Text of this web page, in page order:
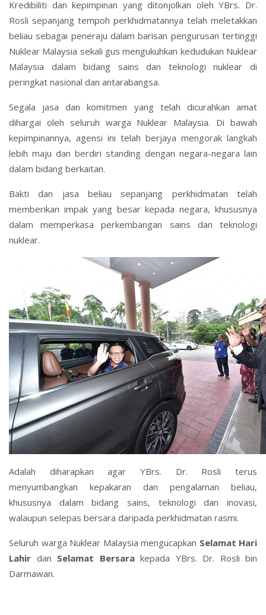
Kredibiliti dan kepimpinan yang ditonjolkan oleh YBrs. Dr.
Rosli sepanjang tempoh perkhidmatannya telah meletakkan
beliau sebagai peneraju dalam barisan pengurusan tertinggi
Nuklear Malaysia sekali gus mengukuhkan kedudukan Nuklear
Malaysia dalam bidang sains dan teknologi nuklear di
peringkat nasional dan antarabangsa.
Segala jasa dan komitmen yang telah dicurahkan amat
dihargai oleh seluruh warga Nuklear Malaysia. Di bawah
kepimpinannya, agensi ini telah berjaya mengorak langkah
lebih maju dan berdiri standing dengan negara-negara lain
dalam bidang berkaitan.
Bakti dan jasa beliau sepanjang perkhidmatan telah
memberikan impak yang besar kepada negara, khususnya
dalam memperkasa perkembangan sains dan teknologi
nuklear.
Adalah diharapkan agar YBrs. Dr. Rosli terus
menyumbangkan kepakaran dan pengalaman beliau,
khususnya dalam bidang sains, teknologi dan inovasi,
walaupun selepas bersara daripada perkhidmatan rasmi.
Seluruh warga Nuklear Malaysia mengucapkan Selamat Hari
Lahir dan Selamat Bersarakepada YBrs. Dr. Rosli bin
Darmawan.